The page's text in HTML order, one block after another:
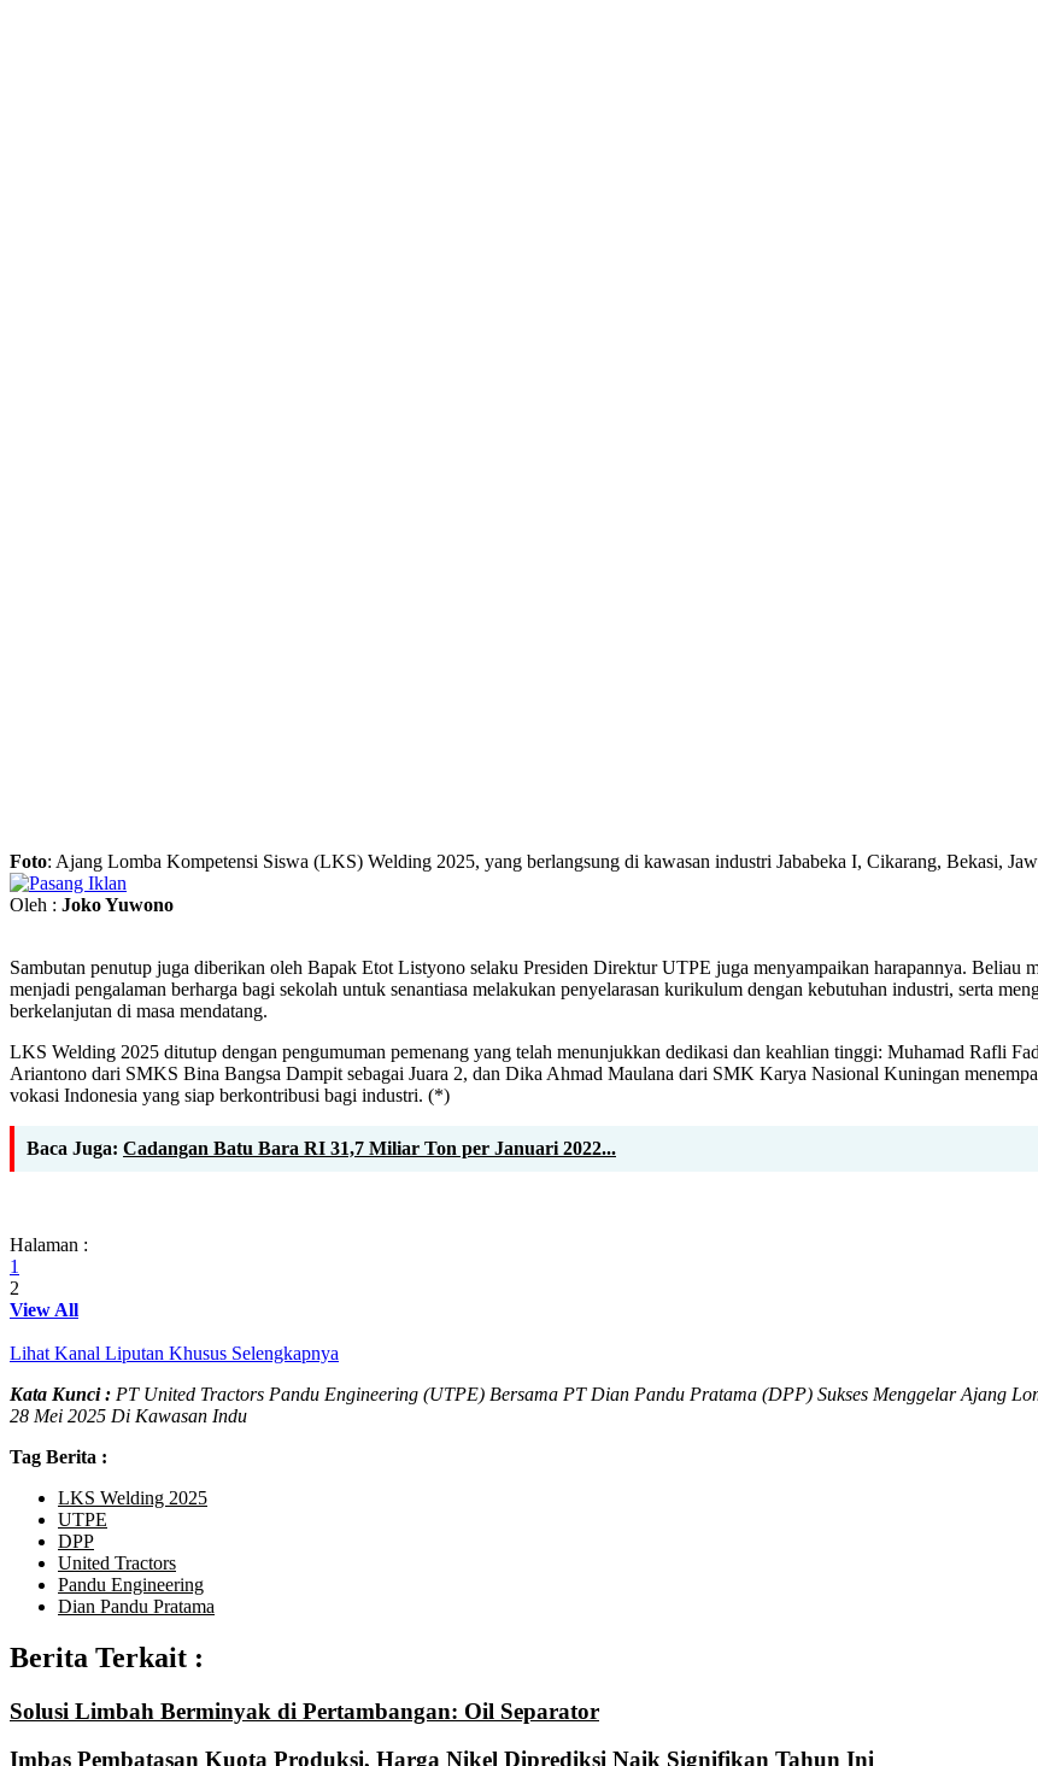
Foto: Ajang Lomba Kompetensi Siswa (LKS) Welding 2025, yang berlangsung di kawasan industri Jababeka I, Cikarang, Bekasi,
Oleh : Joko Yuwono
Sambutan penutup juga diberikan oleh Bapak Etot Listyono selaku Presiden Direktur UTPE juga menyampaikan harapannya. Beliau
menjadi pengalaman berharga bagi sekolah untuk senantiasa melakukan penyelarasan kurikulum dengan kebutuhan industri, serta
berkelanjutan di masa mendatang.
LKS Welding 2025 ditutup dengan pengumuman pemenang yang telah menunjukkan dedikasi dan keahlian tinggi: Muhamad Rafli
Ariantono dari SMKS Bina Bangsa Dampit sebagai Juara 2, dan Dika Ahmad Maulana dari SMK Karya Nasional Kuningan
vokasi Indonesia yang siap berkontribusi bagi industri. (*)
Baca Juga: Cadangan Batu Bara RI 31,7 Miliar Ton per Januari 2022...
Halaman :
1
2
View All
Lihat Kanal Liputan Khusus Selengkapnya
Kata Kunci : PT United Tractors Pandu Engineering (UTPE) Bersama PT Dian Pandu Pratama (DPP) Sukses Menggelar Ajang
28 Mei 2025 Di Kawasan Indu
Tag Berita :
LKS Welding 2025
UTPE
DPP
United Tractors
Pandu Engineering
Dian Pandu Pratama
Berita Terkait :
Solusi Limbah Berminyak di Pertambangan: Oil Separator
Imbas Pembatasan Kuota Produksi, Harga Nikel Diprediksi Naik Signifikan Tahun Ini